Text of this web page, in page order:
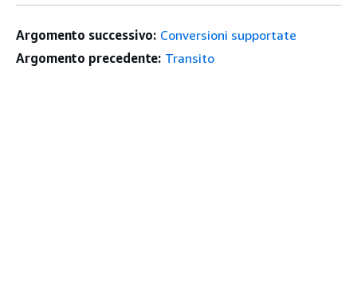
Argomento successivo: Conversioni supportate
Argomento precedente: Transito